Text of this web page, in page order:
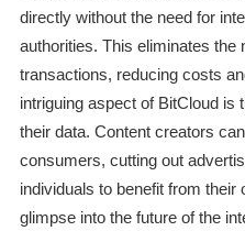
directly without the need for
authorities. This eliminates the
transactions, reducing costs
intriguing aspect of BitCloud is
their data. Content creators
consumers, cutting out
individuals to benefit from
glimpse into the future of the